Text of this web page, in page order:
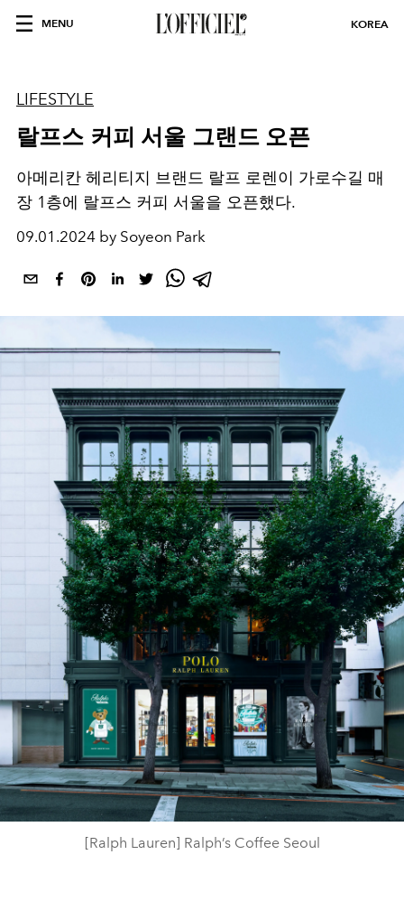
MENU KOREA
LIFESTYLE
랄프스 커피 서울 그랜드 오픈
아메리칸 헤리티지 브랜드 랄프 로렌이 가로수길 매
장 1층에 랄프스 커피 서울을 오픈했다.
09.01.2024 by Soyeon Park
[Ralph Lauren] Ralph’s Coffee Seoul